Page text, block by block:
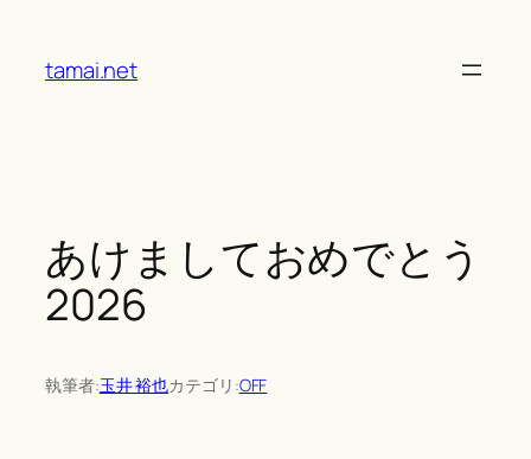
content
tamai.net
あけましておめでとう
2026
執筆者:玉井 裕也カテゴリ:OFF